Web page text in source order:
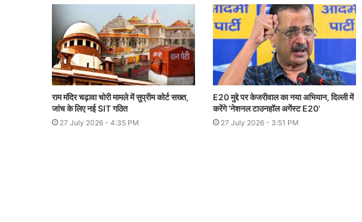
राम मंदिर चढ़ावा चोरी मामले में सुप्रीम कोर्ट सख्त,
जांच के लिए नई SIT गठित
27 July 2026 - 4:35 PM
E20 मुद्दे पर केजरीवाल का नया अभियान, दिल्ली में
करेंगे ‘नेशनल टाउनहॉल अगेंस्ट E20’
27 July 2026 - 3:51 PM